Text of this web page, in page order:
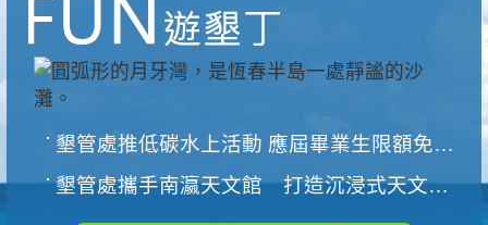
墾管處推低碳水上活動 應屆畢業生限額免費參加
墾管處攜手南瀛天文館 打造沉浸式天文探索營隊